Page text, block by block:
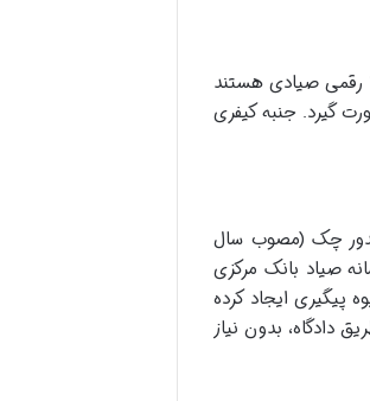
این چک ها، دسته چک های متعلق به قبل از اجرای کامل قانون جدید چک هستند که فاقد کد ۱۵ رقمی صیادی هستند
گیرد. جنبه کیفری
جدید صدور چک (مصوب سال
صیاد بانک مرکزی
پیگیری ایجاد کرده
دادگاه، بدون نیاز